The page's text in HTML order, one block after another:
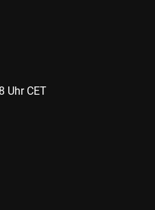
Uhr CET